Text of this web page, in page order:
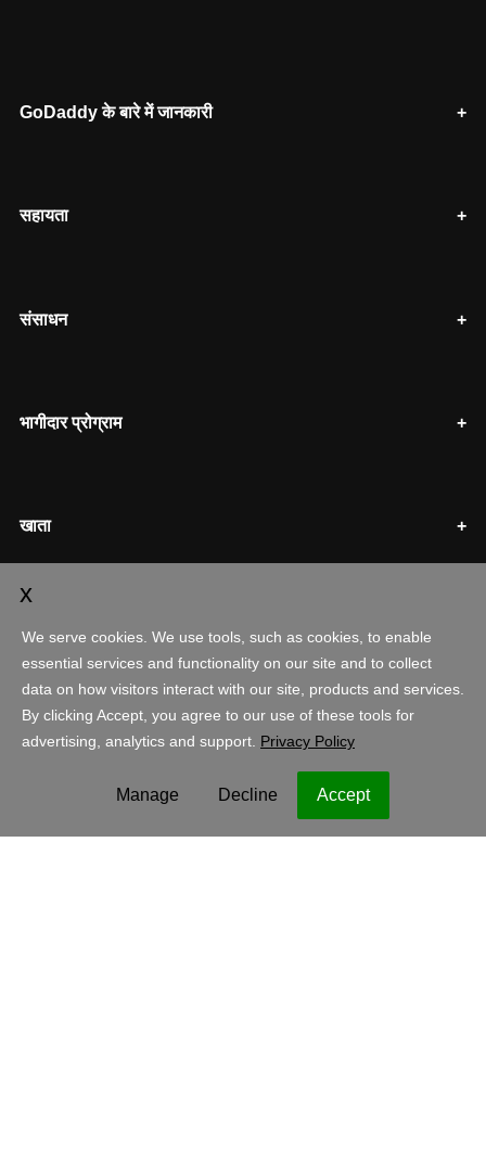
GoDaddy के बारे में जानकारी
सहायता
संसाधन
भागीदार प्रोग्राम
खाता
शॉपिंग